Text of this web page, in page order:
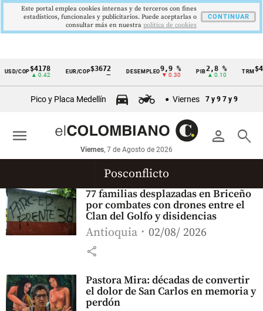
Cintillo
económicos
Colombia
USD/COP$4178
▲ 0.42
EUR/COP$3672
—
DESEMPLEO9,9 %
▼ 0.30
PIB 2,8 %
▲ 0.10
TRM
Pico y Placa Medellín Viernes 7 y 9 7 y 9
person search
Viernes, 7 de Agosto de 2026
menu
Posconflicto
77 familias desplazadas en Briceño
por combates con drones entre el
Clan del Golfo y disidencias
Antioquia 02/08/ 2026
share
Pastora Mira: décadas de convertir
el dolor de San Carlos en memoria y
perdón
Este portal emplea cookies internas y de terceros con fines
estadísticos, funcionales y publicitarios. Puede aceptarlas o
consultar más en nuestra politica de cookies
CONTINUAR